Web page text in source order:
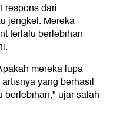
respons dari
jengkel. Mereka
terlalu berlebihan
mereka lupa
yang berhasil
berlebihan," ujar salah